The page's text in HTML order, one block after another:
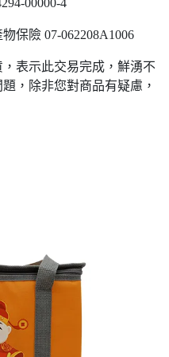
00000-4
保險 07-062208A1006
表示此交易完成，鮮湧不
，除非您對商品有疑慮，